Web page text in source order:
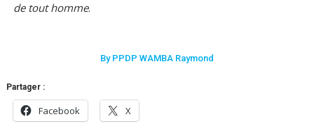
de tout homme.
By PPDP WAMBA Raymond
Partager :
Facebook X